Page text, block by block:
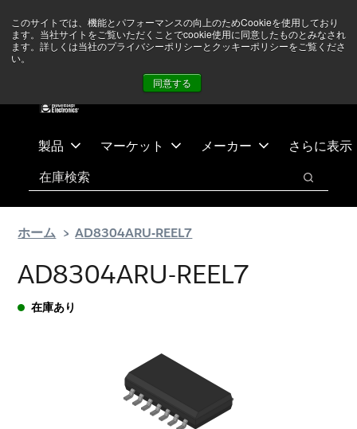
このサイトでは、機能とパフォーマンスの向上のためCookieを使用しており
ます。当社サイトをご覧いただくことでcookie使用に同意したものとみなされ
ます。詳しくは当社のプライバシーポリシーとクッキーポリシーをご覧くださ
い。
同意する
テ
ス
ありません 詳しい情報はこちら➜
製品 マーケット メーカー さらに表示
検索
検索
ホーム AD8304ARU-REEL7
AD8304ARU-REEL7
在庫あり